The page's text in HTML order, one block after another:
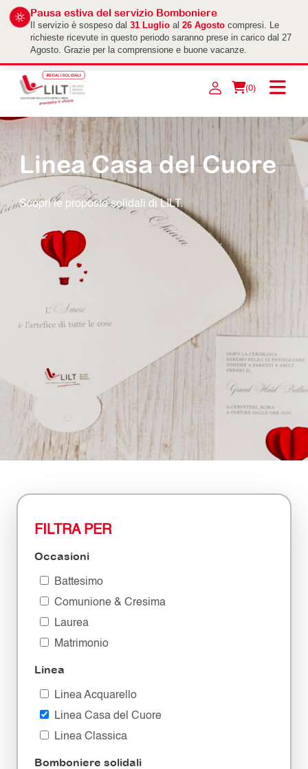
Pausa estiva del servizio Bomboniere
Il servizio è sospeso dal 31 Luglio al 26 Agosto compresi. Le
richieste ricevute in questo periodo saranno prese in carico dal 27
Agosto. Grazie per la comprensione e buone vacanze.
(0)
Linea Casa del Cuore
Scopri le proposte solidali di LILT.
FILTRA PER
Occasioni
Battesimo
Comunione & Cresima
Laurea
Matrimonio
Linea
Linea Acquarello
Linea Casa del Cuore
Linea Classica
Bomboniere solidali